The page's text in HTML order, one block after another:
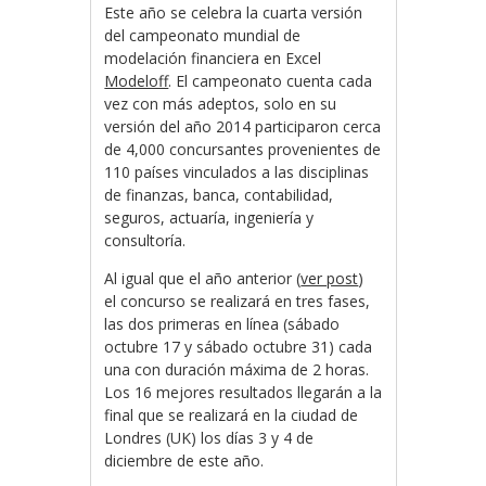
Este año se celebra la cuarta versión
del campeonato mundial de
modelación financiera en Excel
Modeloff. El campeonato cuenta cada
vez con más adeptos, solo en su
versión del año 2014 participaron cerca
de 4,000 concursantes provenientes de
110 países vinculados a las disciplinas
de finanzas, banca, contabilidad,
seguros, actuaría, ingeniería y
consultoría.
Al igual que el año anterior (ver post)
el concurso se realizará en tres fases,
las dos primeras en línea (sábado
octubre 17 y sábado octubre 31) cada
una con duración máxima de 2 horas.
Los 16 mejores resultados llegarán a la
final que se realizará en la ciudad de
Londres (UK) los días 3 y 4 de
diciembre de este año.